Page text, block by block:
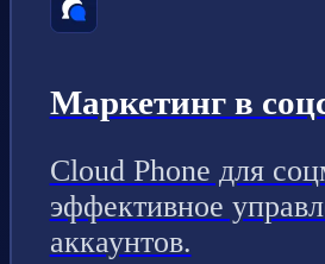
Маркетинг в
Cloud Phone для
эффективное
аккаунтов.